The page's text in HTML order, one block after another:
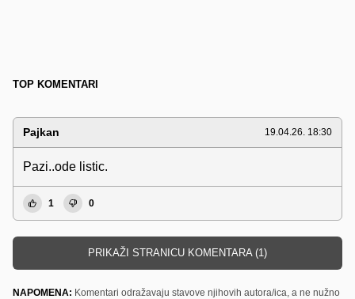
TOP KOMENTARI
Pajkan 19.04.26. 18:30
Pazi..ode listic.
1 0
PRIKAŽI STRANICU KOMENTARA (1)
NAPOMENA: Komentari odražavaju stavove njihovih autora/ica, a ne nužno